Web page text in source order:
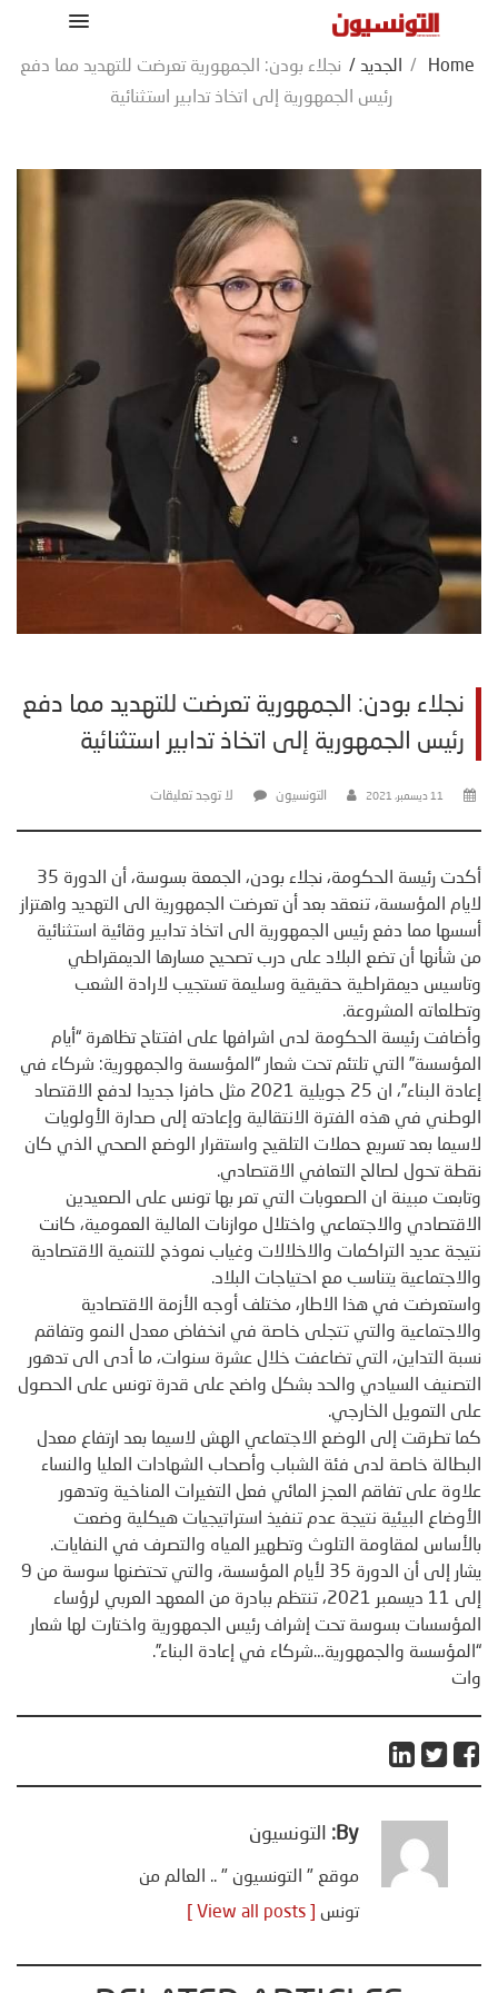
Home
/ الجديد / نجلاء بودن: الجمهورية تعرضت للتهديد مما دفع
رئيس الجمهورية إلى اتخاذ تدابير استثنائية
نجلاء بودن: الجمهورية تعرضت للتهديد مما دفع
رئيس الجمهورية إلى اتخاذ تدابير استثنائية
11 ديسمبر، 2021 التونسيون لا توجد تعليقات
أكدت رئيسة الحكومة، نجلاء بودن، الجمعة بسوسة، أن الدورة 35
لايام المؤسسة، تنعقد بعد أن تعرضت الجمهورية الى التهديد واهتزاز
أسسها مما دفع رئيس الجمهورية الى اتخاذ تدابير وقائية استثنائية
من شأنها أن تضع البلاد على درب تصحيح مسارها الديمقراطي
وتاسيس ديمقراطية حقيقية وسليمة تستجيب لارادة الشعب
وتطلعاته المشروعة.
وأضافت رئيسة الحكومة لدى اشرافها على افتتاح تظاهرة “أيام
المؤسسة” التي تلتئم تحت شعار “المؤسسة والجمهورية: شركاء في
إعادة البناء”، ان 25 جويلية 2021 مثل حافزا جديدا لدفع الاقتصاد
الوطني في هذه الفترة الانتقالية وإعادته إلى صدارة الأولويات
لاسيما بعد تسريع حملات التلقيح واستقرار الوضع الصحي الذي كان
نقطة تحول لصالح التعافي الاقتصادي.
وتابعت مبينة ان الصعوبات التي تمر بها تونس على الصعيدين
الاقتصادي والاجتماعي واختلال موازنات المالية العمومية، كانت
نتيجة عديد التراكمات والاخلالات وغياب نموذج للتنمية الاقتصادية
والاجتماعية يتناسب مع احتياجات البلاد.
واستعرضت في هذا الاطار، مختلف أوجه الأزمة الاقتصادية
والاجتماعية والتي تتجلى خاصة في انخفاض معدل النمو وتفاقم
نسبة التداين، التي تضاعفت خلال عشرة سنوات، ما أدى الى تدهور
التصنيف السيادي والحد بشكل واضح على قدرة تونس على الحصول
على التمويل الخارجي.
كما تطرقت إلى الوضع الاجتماعي الهش لاسيما بعد ارتفاع معدل
البطالة خاصة لدى فئة الشباب وأصحاب الشهادات العليا والنساء
علاوة على تفاقم العجز المائي فعل التغيرات المناخية وتدهور
الأوضاع البيئية نتيجة عدم تنفيذ استراتيجيات هيكلية وضعت
بالأساس لمقاومة التلوث وتطهير المياه والتصرف في النفايات.
يشار إلى أن الدورة 35 لأيام المؤسسة، والتي تحتضنها سوسة من 9
إلى 11 ديسمبر 2021، تنتظم ببادرة من المعهد العربي لرؤساء
المؤسسات بسوسة تحت إشراف رئيس الجمهورية واختارت لها شعار
“المؤسسة والجمهورية…شركاء في إعادة البناء”.
وات
By: التونسيون
موقع " التونسيون " .. العالم من
تونس